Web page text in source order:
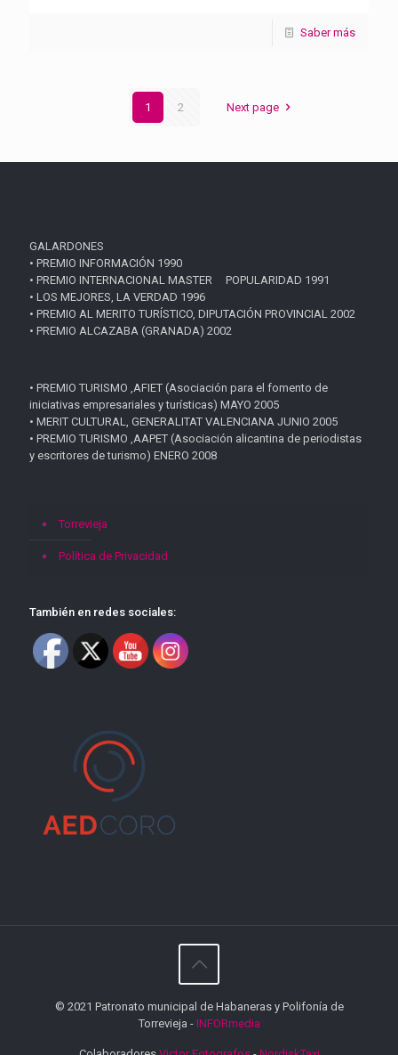
Saber más
1 2 Next page
GALARDONES
• PREMIO INFORMACIÓN 1990
• PREMIO INTERNACIONAL MASTER POPULARIDAD 1991
• LOS MEJORES, LA VERDAD 1996
• PREMIO AL MERITO TURÍSTICO, DIPUTACIÓN PROVINCIAL 2002
• PREMIO ALCAZABA (GRANADA) 2002
• PREMIO TURISMO ,AFIET (Asociación para el fomento de
iniciativas empresariales y turísticas) MAYO 2005
• MERIT CULTURAL, GENERALITAT VALENCIANA JUNIO 2005
• PREMIO TURISMO ,AAPET (Asociación alicantina de periodistas
y escritores de turismo) ENERO 2008
Torrevieja
Política de Privacidad
También en redes sociales:
© 2021 Patronato municipal de Habaneras y Polifonía de
Torrevieja - INFORmedia